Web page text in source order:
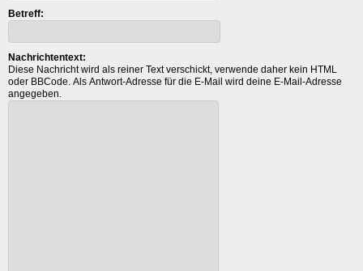
Betreff:
Nachrichtentext:
Diese Nachricht wird als reiner Text verschickt, verwende daher kein HTML
oder BBCode. Als Antwort-Adresse für die E-Mail wird deine E-Mail-Adresse
angegeben.